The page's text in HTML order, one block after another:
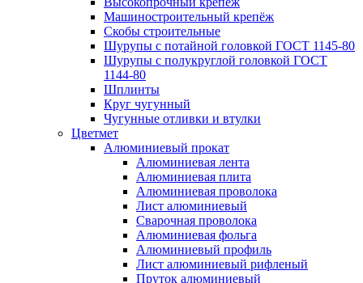
Машиностроительный крепёж
Скобы строительные
Шурупы с потайной головкой ГОСТ 1145-80
Шурупы с полукруглой головкой ГОСТ
1144-80
Шплинты
Круг чугунный
Чугунные отливки и втулки
Цветмет
Алюминиевый прокат
Алюминиевая лента
Алюминиевая плита
Алюминиевая проволока
Лист алюминиевый
Сварочная проволока
Алюминиевая фольга
Алюминиевый профиль
Лист алюминиевый рифленый
Пруток алюминиевый